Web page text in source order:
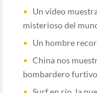
Un video
misterioso del
Un hombre
China nos
bombardero furtivo